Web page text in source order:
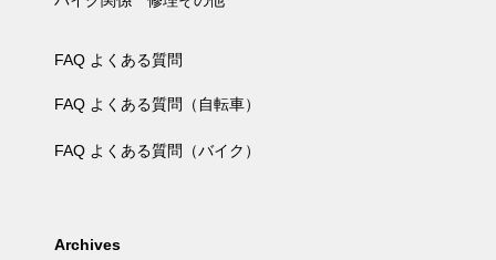
FAQ よくある質問
FAQ よくある質問（自転車）
FAQ よくある質問（バイク）
Archives